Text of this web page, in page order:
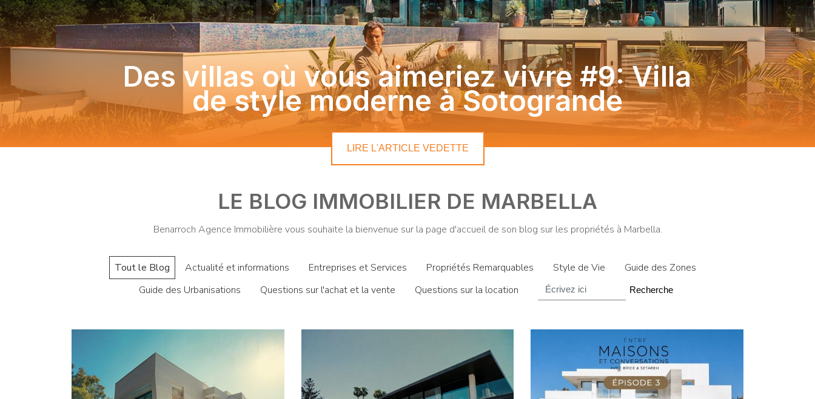
Des villas où vous aimeriez vivre #9: Villa
de style moderne à Sotogrande
LIRE L'ARTICLE VEDETTE
LE BLOG IMMOBILIER DE MARBELLA
Benarroch Agence Immobilière vous souhaite la bienvenue sur la page d'accueil de son blog sur les propriétés à Marbella.
Tout le Blog Actualité et informations Entreprises et Services Propriétés Remarquables Style de Vie
Guide des Zones
Guide des Urbanisations
Questions sur l'achat et la vente Questions sur la location Recherche